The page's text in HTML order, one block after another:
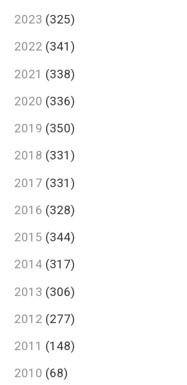
2023 (325)
2022 (341)
2021 (338)
2020 (336)
2019 (350)
2018 (331)
2017 (331)
2016 (328)
2015 (344)
2014 (317)
2013 (306)
2012 (277)
2011 (148)
2010 (68)